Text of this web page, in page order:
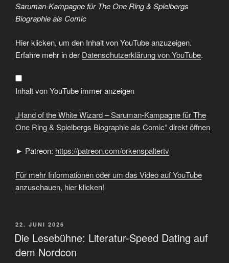
Saruman-Kampagne für The One Ring & Spielbergs
Biographie als Comic
„Hand
of
the
White
–
Saruman-
Kampagne
für
One
Ring
&
Spielbergs
als
Comic“
anzeigen
Hier klicken, um den Inhalt von YouTube anzuzeigen.
Erfahre mehr in der Datenschutzerklärung von YouTube.
Inhalt von YouTube immer anzeigen
„Hand of the White Wizard – Saruman-Kampagne für The
One Ring & Spielbergs Biographie als Comic“ direkt öffnen
► Patreon: https://patreon.com/orkenspaltertv
Für mehr Informationen oder um das Video auf YouTube
anzuschauen, hier klicken!
VERÖFFENTLICHT
AM
22. JUNI 2026
Die Lesebühne: Literatur-Speed Dating auf
dem Nordcon